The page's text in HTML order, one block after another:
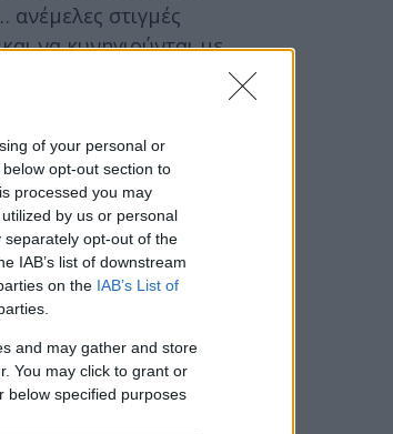
of your personal or
opt-out section to
processed you may
by us or personal
opt-out of the
IAB’s list of downstream
on the IAB’s List of
and may gather and store
You may click to grant or
below specified purposes
στιγμές
να κυνηγιούνται με